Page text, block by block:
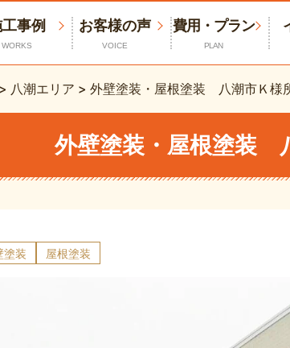
事例
WORKS
お客様の声
VOICE
費用・プラン
PLAN
> 八潮エリア > 外壁塗装・屋根塗装 八潮市Ｋ様
外壁塗装・屋根塗装
塗装 屋根塗装